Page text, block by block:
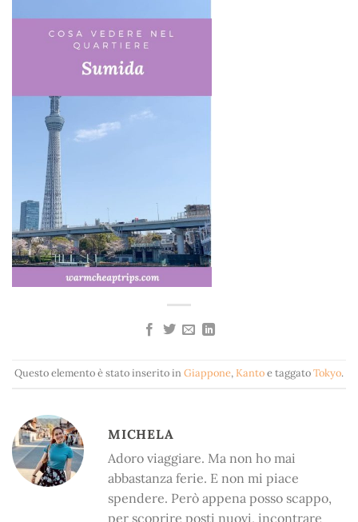
Questo elemento è stato inserito inGiappone,Kantoe taggatoTokyo.
MICHELA
Adoro viaggiare. Ma non ho mai
abbastanza ferie. E non mi piace
spendere. Però appena posso scappo,
per scoprire posti nuovi, incontrare